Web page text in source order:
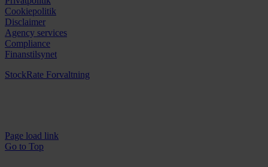
Cookiepolitik
Disclaimer
Agency services
Compliance
Finanstilsynet
StockRate Forvaltning
Page load link
Go to Top